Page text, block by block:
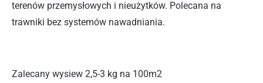
terenów przemysłowych i nieużytków. Polecana na
trawniki bez systemów nawadniania.
Zalecany wysiew 2,5-3 kg na 100m2